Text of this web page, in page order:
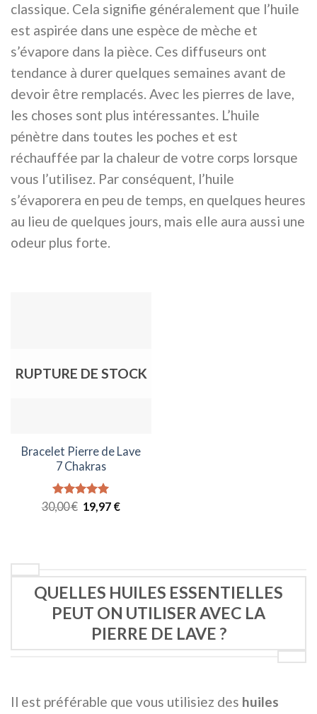
classique. Cela signifie généralement que l’huile
est aspirée dans une espèce de mèche et
s’évapore dans la pièce. Ces diffuseurs ont
tendance à durer quelques semaines avant de
devoir être remplacés. Avec les pierres de lave,
les choses sont plus intéressantes. L’huile
pénètre dans toutes les poches et est
réchauffée par la chaleur de votre corps lorsque
vous l’utilisez. Par conséquent, l’huile
s’évaporera en peu de temps, en quelques heures
au lieu de quelques jours, mais elle aura aussi une
odeur plus forte.
RUPTURE DE STOCK
Bracelet Pierre de Lave
7 Chakras
Note 4.97
30,00€ Le
prix
19,97 €Le
QUELLES HUILES ESSENTIELLES
PEUT ON UTILISER AVEC LA
PIERRE DE LAVE ?
Il est préférable que vous utilisiez des huiles